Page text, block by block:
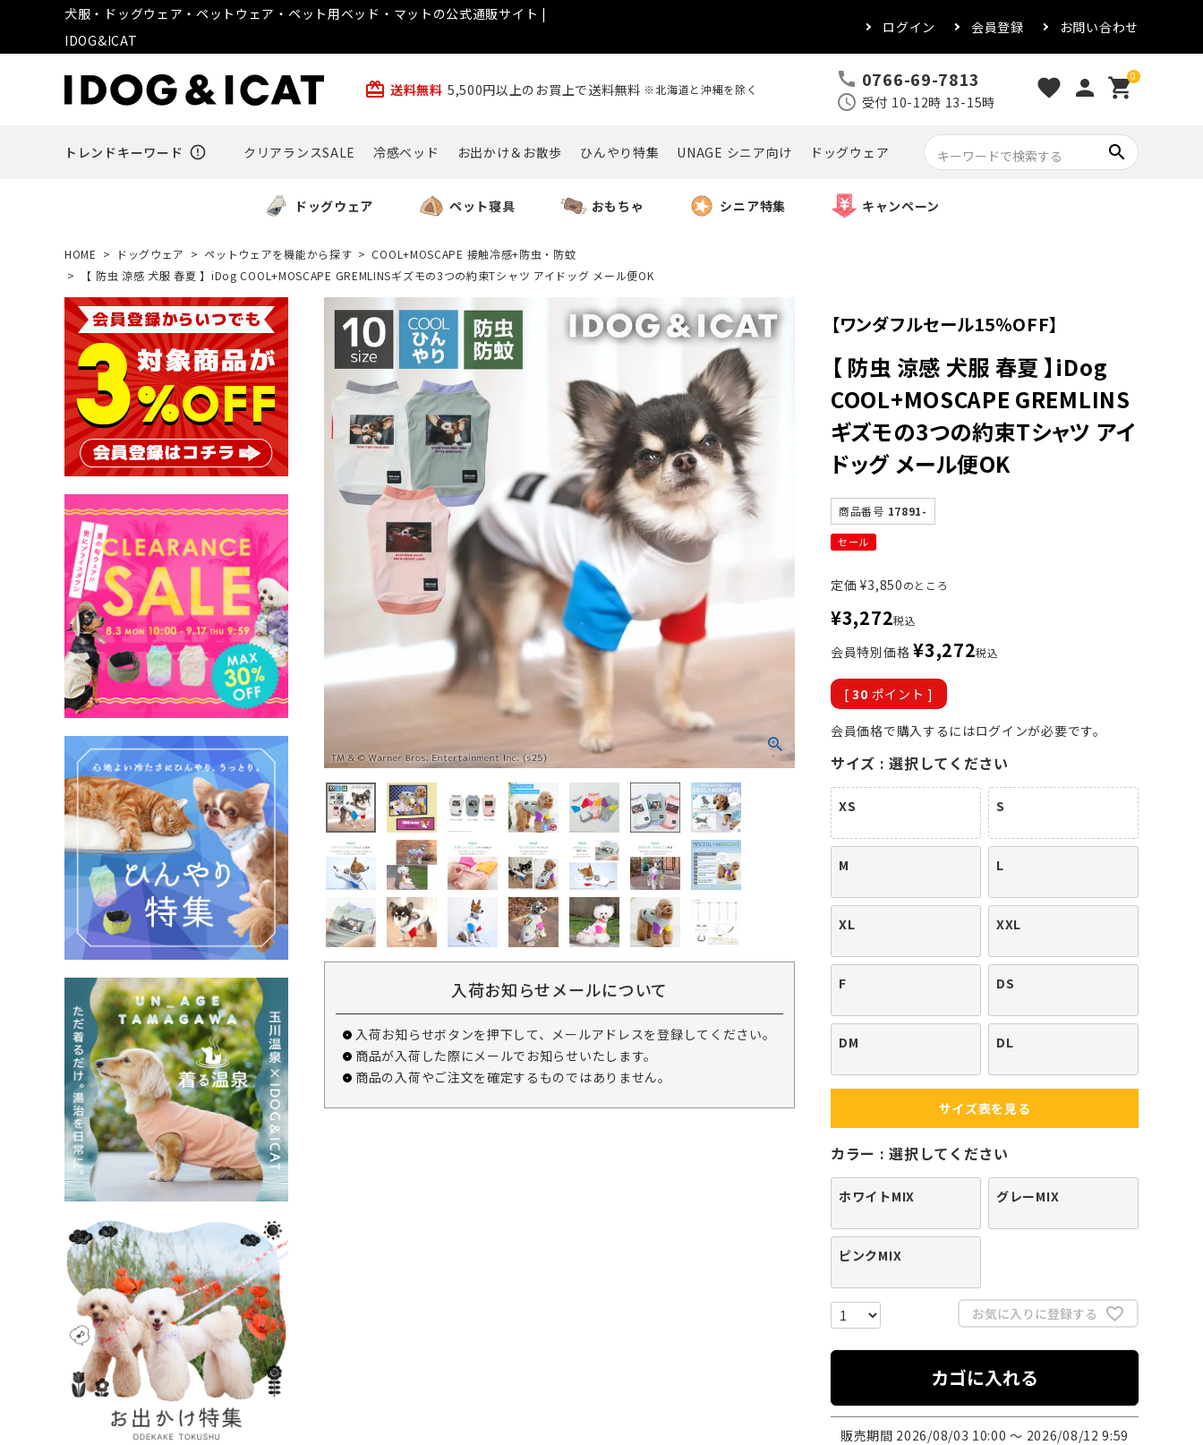
犬服・ドッグウェア・ペットウェア・ペット用ベッド・マットの公式通販サイト |
IDOG&ICAT
ログイン 会員登録 お問い合わせ
card_giftcard 送料無料 5,500円以上のお買上で送料無料 ※北海道と沖縄を除く call 0766-69-7813
schedule 受付 10-12時 13-15時
favorite person 0
shopping_cart
トレンドキーワード error_outline クリアランスSALE 冷感ベッド お出かけ＆お散歩 ひんやり特集 UNAGE シニア向け ドッグウェア search
ドッグウェア ペット寝具 おもちゃ シニア特集 キャンペーン
HOME ドッグウェア ペットウェアを機能から探す
COOL+MOSCAPE 接触冷感+防虫・防蚊
【 防虫 涼感 犬服 春夏 】iDog COOL+MOSCAPE GREMLINSギズモの3つの約束Tシャツ アイドッグ メール便OK
入荷お知らせメールについて
入荷お知らせボタンを押下して、メールアドレスを登録してください。
商品が入荷した際にメールでお知らせいたします。
商品の入荷やご注文を確定するものではありません。
【ワンダフルセール15％OFF】
【 防虫 涼感 犬服 春夏 】iDog
COOL+MOSCAPE GREMLINS
ギズモの3つの約束Tシャツ アイ
ドッグ メール便OK
商品番号 17891-
セール
定価 ¥3,850のところ
¥3,272税込
会員特別価格 ¥3,272税込
[ 30 ポイント ]
会員価格で購入するにはログインが必要です。
サイズ 選択してください
XS S
M L
XL XXL
F DS
DM DL
サイズ表を見る
カラー 選択してください
ホワイトMIX グレーMIX
ピンクMIX
お気に入りに登録する
カゴに入れる
販売期間 2026/08/03 10:00〜 2026/08/12 9:59